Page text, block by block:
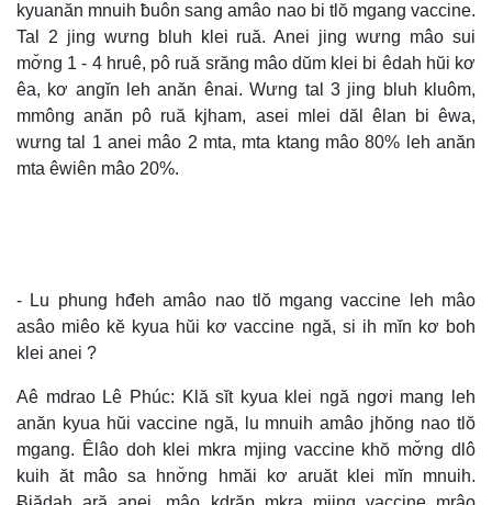
kyuanăn mnuih ƀuôn sang amâo nao bi tlŏ mgang vaccine.
Tal 2 jing wưng bluh klei ruă. Anei jing wưng mâo sui
mơ̆ng 1 - 4 hruê, pô ruă srăng mâo dŭm klei bi êdah hŭi kơ
êa, kơ angĭn leh anăn ênai. Wưng tal 3 jing bluh kluôm,
mmông anăn pô ruă kjham, asei mlei dăl êlan bi êwa,
wưng tal 1 anei mâo 2 mta, mta ktang mâo 80% leh anăn
mta êwiên mâo 20%.
- Lu phung hđeh amâo nao tlŏ mgang vaccine leh mâo
asâo miêo kĕ kyua hŭi kơ vaccine ngă, si ih mĭn kơ boh
klei anei ?
Aê mdrao Lê Phúc: Klă sĭt kyua klei ngă ngơi mang leh
anăn kyua hŭi vaccine ngă, lu mnuih amâo jhŏng nao tlŏ
mgang. Êlâo doh klei mkra mjing vaccine khŏ mơ̆ng dlô
kuih ăt mâo sa hnơ̆ng hmăi kơ aruăt klei mĭn mnuih.